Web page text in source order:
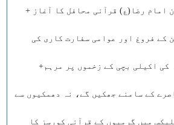
امام رضا(ع) قرآنی محافل کا آغاز +
کے فروغ اور عوامی سفارت کاری کی
کی اکیلی بچی کے زخموں پر مرہم+
کے سامنے جھکیں گے، نہ دھمکیوں سے
میں گرمیوں کے قرآنی کورسز کا